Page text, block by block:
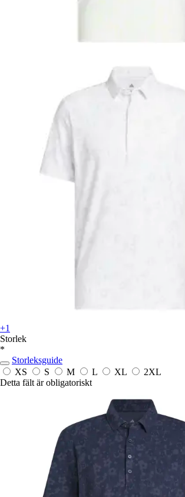
+1
Storlek
*
Storleksguide
XS
S M L XL
2XL
Detta fält är obligatoriskt